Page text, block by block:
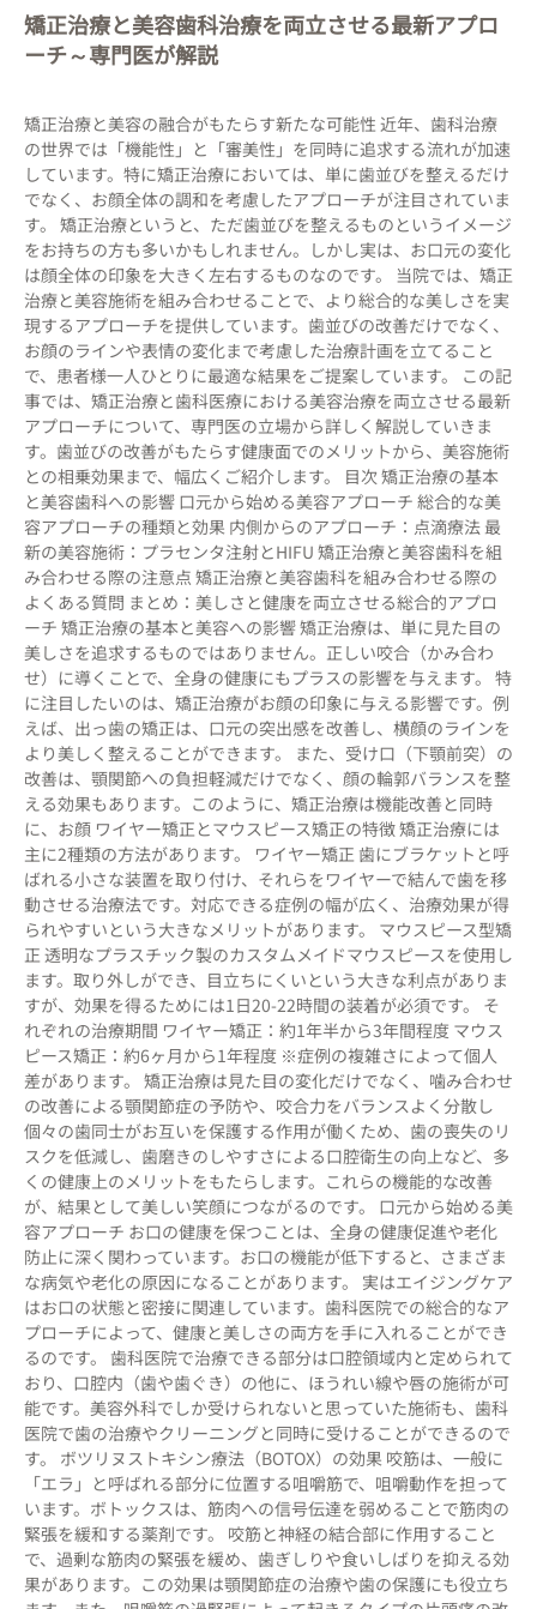
矯正治療と美容歯科治療を両立させる最新アプロ
ーチ～専門医が解説
矯正治療と美容の融合がもたらす新たな可能性 近年、歯科治療
の世界では「機能性」と「審美性」を同時に追求する流れが加速
しています。特に矯正治療においては、単に歯並びを整えるだけ
でなく、お顔全体の調和を考慮したアプローチが注目されていま
す。 矯正治療というと、ただ歯並びを整えるものというイメージ
をお持ちの方も多いかもしれません。しかし実は、お口元の変化
は顔全体の印象を大きく左右するものなのです。 当院では、矯正
治療と美容施術を組み合わせることで、より総合的な美しさを実
現するアプローチを提供しています。歯並びの改善だけでなく、
お顔のラインや表情の変化まで考慮した治療計画を立てること
で、患者様一人ひとりに最適な結果をご提案しています。 この記
事では、矯正治療と歯科医療における美容治療を両立させる最新
アプローチについて、専門医の立場から詳しく解説していきま
す。歯並びの改善がもたらす健康面でのメリットから、美容施術
との相乗効果まで、幅広くご紹介します。 目次 矯正治療の基本
と美容歯科への影響 口元から始める美容アプローチ 総合的な美
容アプローチの種類と効果 内側からのアプローチ：点滴療法 最
新の美容施術：プラセンタ注射とHIFU 矯正治療と美容歯科を組
み合わせる際の注意点 矯正治療と美容歯科を組み合わせる際の
よくある質問 まとめ：美しさと健康を両立させる総合的アプロ
ーチ 矯正治療の基本と美容への影響 矯正治療は、単に見た目の
美しさを追求するものではありません。正しい咬合（かみ合わ
せ）に導くことで、全身の健康にもプラスの影響を与えます。 特
に注目したいのは、矯正治療がお顔の印象に与える影響です。例
えば、出っ歯の矯正は、口元の突出感を改善し、横顔のラインを
より美しく整えることができます。 また、受け口（下顎前突）の
改善は、顎関節への負担軽減だけでなく、顔の輪郭バランスを整
える効果もあります。このように、矯正治療は機能改善と同時
に、お顔 ワイヤー矯正とマウスピース矯正の特徴 矯正治療には
主に2種類の方法があります。 ワイヤー矯正 歯にブラケットと呼
ばれる小さな装置を取り付け、それらをワイヤーで結んで歯を移
動させる治療法です。対応できる症例の幅が広く、治療効果が得
られやすいという大きなメリットがあります。 マウスピース型矯
正 透明なプラスチック製のカスタムメイドマウスピースを使用し
ます。取り外しができ、目立ちにくいという大きな利点がありま
すが、効果を得るためには1日20-22時間の装着が必須です。 そ
れぞれの治療期間 ワイヤー矯正：約1年半から3年間程度 マウス
ピース矯正：約6ヶ月から1年程度 ※症例の複雑さによって個人
差があります。 矯正治療は見た目の変化だけでなく、噛み合わせ
の改善による顎関節症の予防や、咬合力をバランスよく分散し
個々の歯同士がお互いを保護する作用が働くため、歯の喪失のリ
スクを低減し、歯磨きのしやすさによる口腔衛生の向上など、多
くの健康上のメリットをもたらします。これらの機能的な改善
が、結果として美しい笑顔につながるのです。 口元から始める美
容アプローチ お口の健康を保つことは、全身の健康促進や老化
防止に深く関わっています。お口の機能が低下すると、さまざま
な病気や老化の原因になることがあります。 実はエイジングケア
はお口の状態と密接に関連しています。歯科医院での総合的なア
プローチによって、健康と美しさの両方を手に入れることができ
るのです。 歯科医院で治療できる部分は口腔領域内と定められて
おり、口腔内（歯や歯ぐき）の他に、ほうれい線や唇の施術が可
能です。美容外科でしか受けられないと思っていた施術も、歯科
医院で歯の治療やクリーニングと同時に受けることができるので
す。 ボツリヌストキシン療法（BOTOX）の効果 咬筋は、一般に
「エラ」と呼ばれる部分に位置する咀嚼筋で、咀嚼動作を担って
います。ボトックスは、筋肉への信号伝達を弱めることで筋肉の
緊張を緩和する薬剤です。 咬筋と神経の結合部に作用すること
で、過剰な筋肉の緊張を緩め、歯ぎしりや食いしばりを抑える効
果があります。この効果は顎関節症の治療や歯の保護にも役立ち